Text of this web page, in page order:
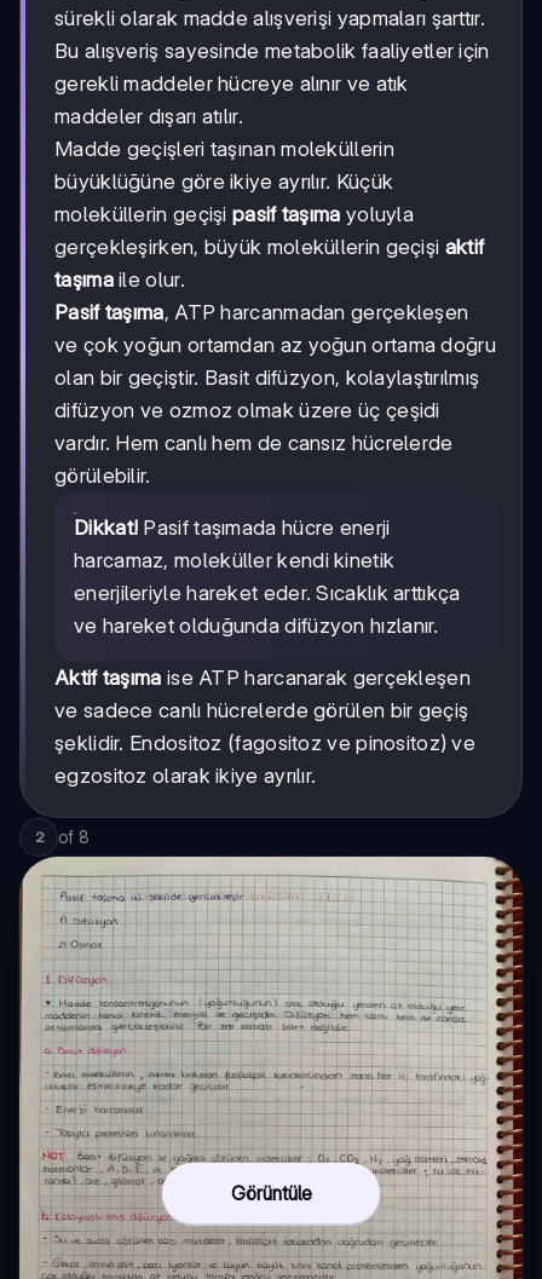
sürekli olarak madde alışverişi yapmaları şarttır.
Bu alışveriş sayesinde metabolik faaliyetler için
gerekli maddeler hücreye alınır ve atık
maddeler dışarı atılır.
Madde geçişleri taşınan moleküllerin
büyüklüğüne göre ikiye ayrılır. Küçük
moleküllerin geçişipasif taşıma yoluyla
gerçekleşirken, büyük moleküllerin geçişi aktif
taşımaile olur.
Pasif taşıma, ATP harcanmadan gerçekleşen
ve çok yoğun ortamdan az yoğun ortama doğru
olan bir geçiştir. Basit difüzyon, kolaylaştırılmış
difüzyon ve ozmoz olmak üzere üç çeşidi
vardır. Hem canlı hem de cansız hücrelerde
görülebilir.
Dikkat! Pasif taşımada hücre enerji
harcamaz, moleküller kendi kinetik
enerjileriyle hareket eder. Sıcaklık arttıkça
ve hareket olduğunda difüzyon hızlanır.
Aktif taşıma ise ATP harcanarak gerçekleşen
ve sadece canlı hücrelerde görülen bir geçiş
şeklidir. Endositoz (fagositoz ve pinositoz) ve
egzositoz olarak ikiye ayrılır.
2 of 8
Görüntüle